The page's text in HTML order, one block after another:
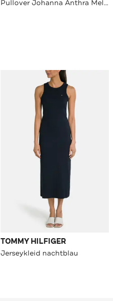
Pullover Johanna Anthra Melange
TOMMY HILFIGER
Jerseykleid nachtblau